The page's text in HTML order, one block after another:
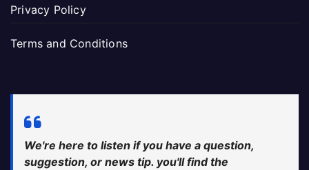
Privacy Policy
Terms and Conditions
We're here to listen if you have a question,
suggestion, or news tip. you'll find the